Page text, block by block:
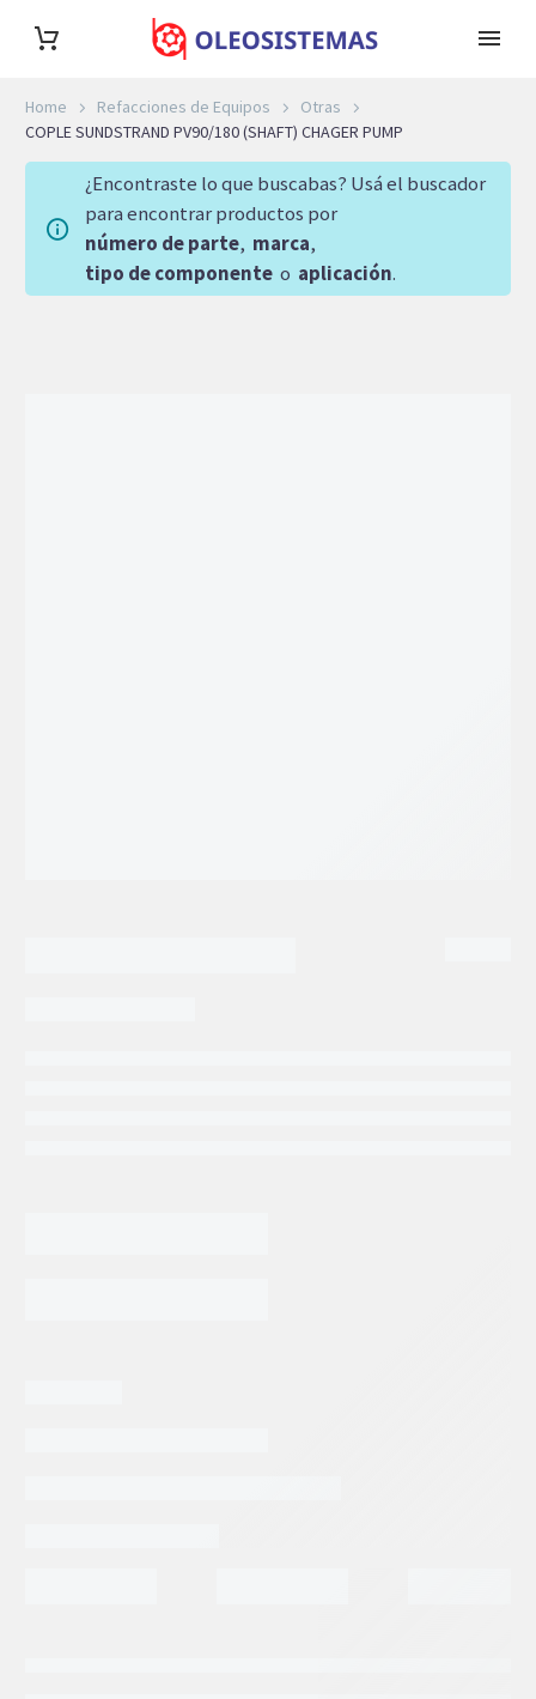
Home Refacciones de Equipos
Otras
COPLE SUNDSTRAND PV90/180 (SHAFT) CHAGER PUMP
¿Encontraste lo que buscabas? Usá el buscador
para encontrar productos por
número de parte, marca,
tipo de componente o aplicación.